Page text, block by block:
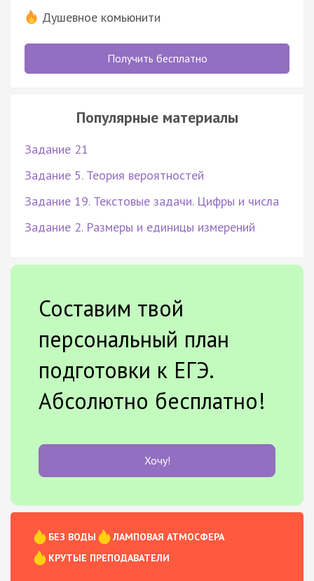
Душевное комьюнити
Получить бесплатно
Популярные материалы
Задание 21
Задание 5. Теория вероятностей
Задание 19. Текстовые задачи. Цифры и числа
Задание 2. Размеры и единицы измерений
Составим твой
персональный план
подготовки к ЕГЭ.
Абсолютно бесплатно!
Хочу!
БЕЗ ВОДЫ
ЛАМПОВАЯ АТМОСФЕРА
КРУТЫЕ ПРЕПОДАВАТЕЛИ